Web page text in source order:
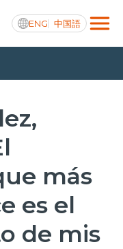
ENG 中国語
más
es el
de mis